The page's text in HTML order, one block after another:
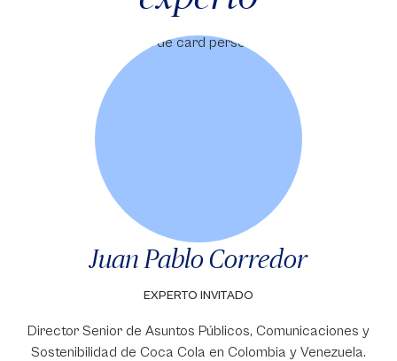
Juan Pablo Corredor
EXPERTO INVITADO
Director Senior de Asuntos Públicos, Comunicaciones y
Sostenibilidad de Coca Cola en Colombia y Venezuela.